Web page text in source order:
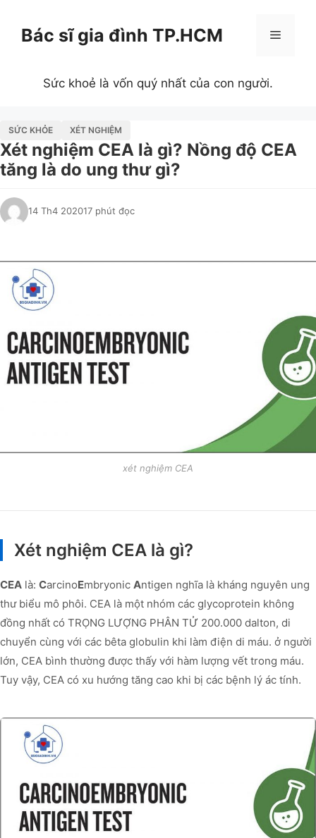
Bác sĩ gia đình TP.HCM Menu
Sức khoẻ là vốn quý nhất của con người.
SỨC KHỎE XÉT NGHIỆM
Xét nghiệm CEA là gì? Nồng độ CEA
tăng là do ung thư gì?
14 Th4 202017 phút đọc
xét nghiệm CEA
Xét nghiệm CEA là gì?
CEA là: CarcinoEmbryonic Antigen nghĩa là kháng nguyên ung
thư biểu mô phôi. CEA là một nhóm các glycoprotein không
đồng nhất có TRỌNG LƯỢNG PHÂN TỬ 200.000 dalton, di
chuyển cùng với các bêta globulin khi làm điện di máu. ở người
lớn, CEA bình thường được thấy với hàm lượng vết trong máu.
Tuy vậy, CEA có xu hướng tăng cao khi bị các bệnh lý ác tính.